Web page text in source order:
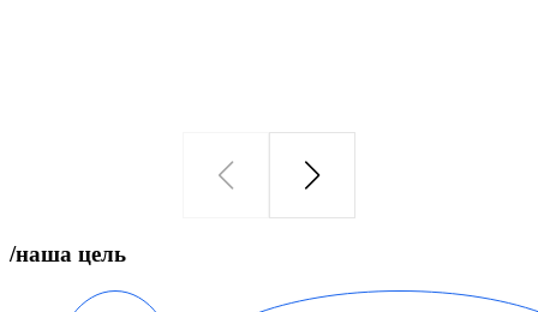
/наша цель